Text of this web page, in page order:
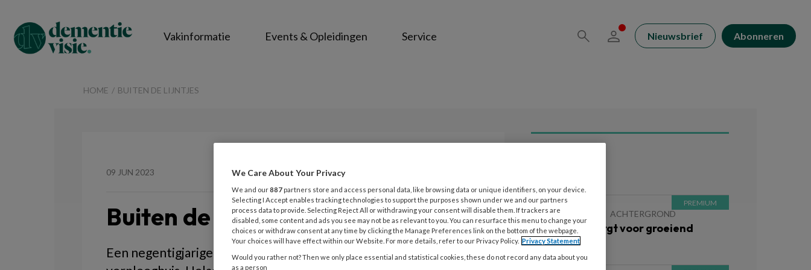
Vakinformatie Events & Opleidingen Service Nieuwsbrief Abonneren
HOME BUITEN DE LIJNTJES
09 JUN 2023 Opslaan
Buiten de lijntjes
Een negentigjarige verblijft op een van mijn afdelingen in het
3 FEBRUARI 2026 ACHTERGROND
Verbinding zorgt voor groeiend
inzicht
We Care About Your Privacy
We and our887 partners store and access personal data, like browsing data or unique identifiers, on your device.
Selecting I Accept enables tracking technologies to support the purposes shown under we and our partners
process data to provide. Selecting Reject All or withdrawing your consent will disable them. If trackers are
disabled, some content and ads you see may not be as relevant to you. You can resurface this menu to change your
choices or withdraw consent at any time by clicking the Manage Preferences link on the bottom of the webpage.
Your choices will have effect within our Website. For more details, refer to our Privacy Policy. Privacy Statement
Would you rather not? Then we only place essential and statistical cookies, these do not record any data about you
as a person